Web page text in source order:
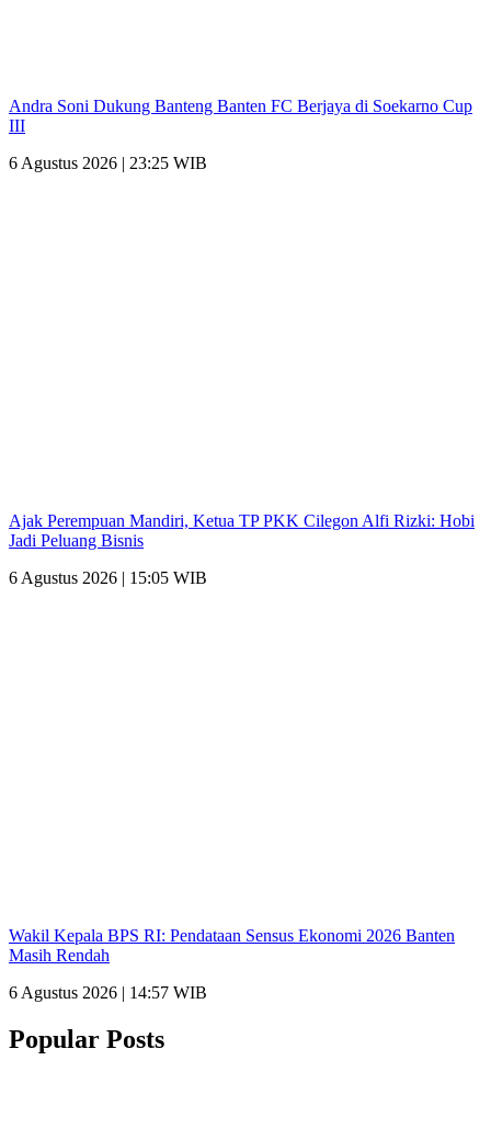
Andra Soni Dukung Banteng Banten FC Berjaya di Soekarno Cup
III
6 Agustus 2026 | 23:25 WIB
Ajak Perempuan Mandiri, Ketua TP PKK Cilegon Alfi Rizki: Hobi
Jadi Peluang Bisnis
6 Agustus 2026 | 15:05 WIB
Wakil Kepala BPS RI: Pendataan Sensus Ekonomi 2026 Banten
Masih Rendah
6 Agustus 2026 | 14:57 WIB
Popular Posts